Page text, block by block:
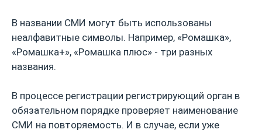
В названии СМИ могут быть использованы
неалфавитные символы. Например, «Ромашка»,
«Ромашка+», «Ромашка плюс» - три разных
названия.
В процессе регистрации регистрирующий орган в
обязательном порядке проверяет наименование
СМИ на повторяемость. И в случае, если уже